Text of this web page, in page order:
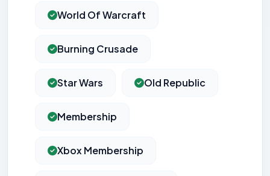
World Of Warcraft
Burning Crusade
Star Wars Old Republic
Membership
Xbox Membership